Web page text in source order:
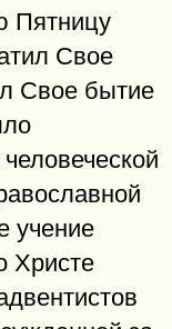
Пятницу
Свое
Свое бытие
учение
Христе